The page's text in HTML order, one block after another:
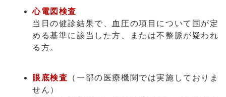
心電図検査
当日の健診結果で、血圧の項目について国が定
める基準に該当した方、または不整脈が疑われ
る方。
眼底検査 （一部の医療機関では実施しておりま
せん）